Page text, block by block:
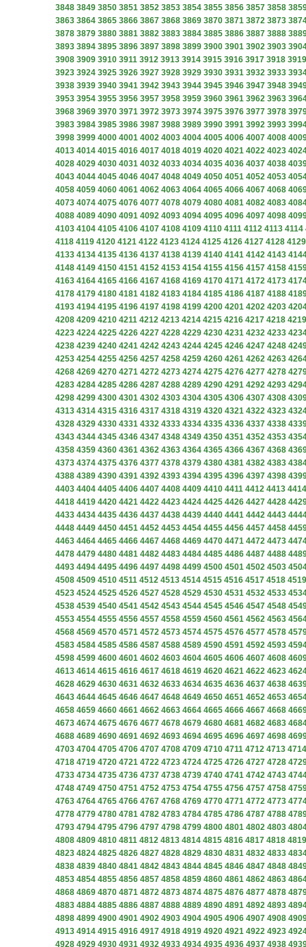
3848 3849 3850 3851 3852 3853 3854 3855 3856 3857 3858
3863 3864 3865 3866 3867 3868 3869 3870 3871 3872 3873
3878 3879 3880 3881 3882 3883 3884 3885 3886 3887 3888
3893 3894 3895 3896 3897 3898 3899 3900 3901 3902 3903
3908 3909 3910 3911 3912 3913 3914 3915 3916 3917 3918 3919
3923 3924 3925 3926 3927 3928 3929 3930 3931 3932 3933
3938 3939 3940 3941 3942 3943 3944 3945 3946 3947 3948
3953 3954 3955 3956 3957 3958 3959 3960 3961 3962 3963
3968 3969 3970 3971 3972 3973 3974 3975 3976 3977 3978
3983 3984 3985 3986 3987 3988 3989 3990 3991 3992 3993
3998 3999 4000 4001 4002 4003 4004 4005 4006 4007 4008
4013 4014 4015 4016 4017 4018 4019 4020 4021 4022 4023
4028 4029 4030 4031 4032 4033 4034 4035 4036 4037 4038
4043 4044 4045 4046 4047 4048 4049 4050 4051 4052 4053
4058 4059 4060 4061 4062 4063 4064 4065 4066 4067 4068
4073 4074 4075 4076 4077 4078 4079 4080 4081 4082 4083
4088 4089 4090 4091 4092 4093 4094 4095 4096 4097 4098
4103 4104 4105 4106 4107 4108 4109 4110 4111 4112 4113 4114
4118 4119 4120 4121 4122 4123 4124 4125 4126 4127 4128 4129
4133 4134 4135 4136 4137 4138 4139 4140 4141 4142 4143
4148 4149 4150 4151 4152 4153 4154 4155 4156 4157 4158
4163 4164 4165 4166 4167 4168 4169 4170 4171 4172 4173
4178 4179 4180 4181 4182 4183 4184 4185 4186 4187 4188
4193 4194 4195 4196 4197 4198 4199 4200 4201 4202 4203
4208 4209 4210 4211 4212 4213 4214 4215 4216 4217 4218 4219
4223 4224 4225 4226 4227 4228 4229 4230 4231 4232 4233
4238 4239 4240 4241 4242 4243 4244 4245 4246 4247 4248
4253 4254 4255 4256 4257 4258 4259 4260 4261 4262 4263
4268 4269 4270 4271 4272 4273 4274 4275 4276 4277 4278
4283 4284 4285 4286 4287 4288 4289 4290 4291 4292 4293
4298 4299 4300 4301 4302 4303 4304 4305 4306 4307 4308
4313 4314 4315 4316 4317 4318 4319 4320 4321 4322 4323
4328 4329 4330 4331 4332 4333 4334 4335 4336 4337 4338
4343 4344 4345 4346 4347 4348 4349 4350 4351 4352 4353
4358 4359 4360 4361 4362 4363 4364 4365 4366 4367 4368
4373 4374 4375 4376 4377 4378 4379 4380 4381 4382 4383
4388 4389 4390 4391 4392 4393 4394 4395 4396 4397 4398
4403 4404 4405 4406 4407 4408 4409 4410 4411 4412 4413 4414
4418 4419 4420 4421 4422 4423 4424 4425 4426 4427 4428
4433 4434 4435 4436 4437 4438 4439 4440 4441 4442 4443
4448 4449 4450 4451 4452 4453 4454 4455 4456 4457 4458
4463 4464 4465 4466 4467 4468 4469 4470 4471 4472 4473
4478 4479 4480 4481 4482 4483 4484 4485 4486 4487 4488
4493 4494 4495 4496 4497 4498 4499 4500 4501 4502 4503
4508 4509 4510 4511 4512 4513 4514 4515 4516 4517 4518 4519
4523 4524 4525 4526 4527 4528 4529 4530 4531 4532 4533
4538 4539 4540 4541 4542 4543 4544 4545 4546 4547 4548
4553 4554 4555 4556 4557 4558 4559 4560 4561 4562 4563
4568 4569 4570 4571 4572 4573 4574 4575 4576 4577 4578
4583 4584 4585 4586 4587 4588 4589 4590 4591 4592 4593
4598 4599 4600 4601 4602 4603 4604 4605 4606 4607 4608
4613 4614 4615 4616 4617 4618 4619 4620 4621 4622 4623
4628 4629 4630 4631 4632 4633 4634 4635 4636 4637 4638
4643 4644 4645 4646 4647 4648 4649 4650 4651 4652 4653
4658 4659 4660 4661 4662 4663 4664 4665 4666 4667 4668
4673 4674 4675 4676 4677 4678 4679 4680 4681 4682 4683
4688 4689 4690 4691 4692 4693 4694 4695 4696 4697 4698
4703 4704 4705 4706 4707 4708 4709 4710 4711 4712 4713 4714
4718 4719 4720 4721 4722 4723 4724 4725 4726 4727 4728
4733 4734 4735 4736 4737 4738 4739 4740 4741 4742 4743
4748 4749 4750 4751 4752 4753 4754 4755 4756 4757 4758
4763 4764 4765 4766 4767 4768 4769 4770 4771 4772 4773
4778 4779 4780 4781 4782 4783 4784 4785 4786 4787 4788
4793 4794 4795 4796 4797 4798 4799 4800 4801 4802 4803
4808 4809 4810 4811 4812 4813 4814 4815 4816 4817 4818 4819
4823 4824 4825 4826 4827 4828 4829 4830 4831 4832 4833
4838 4839 4840 4841 4842 4843 4844 4845 4846 4847 4848
4853 4854 4855 4856 4857 4858 4859 4860 4861 4862 4863
4868 4869 4870 4871 4872 4873 4874 4875 4876 4877 4878
4883 4884 4885 4886 4887 4888 4889 4890 4891 4892 4893
4898 4899 4900 4901 4902 4903 4904 4905 4906 4907 4908
4913 4914 4915 4916 4917 4918 4919 4920 4921 4922 4923
4928 4929 4930 4931 4932 4933 4934 4935 4936 4937 4938